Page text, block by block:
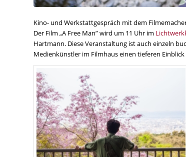
Kino- und Werkstattgespräch mit dem
Der Film „A Free Man” wird um 11 Uhr im
Hartmann. Diese Veranstaltung ist auch einzeln
Medienkünstler im Filmhaus einen tieferen